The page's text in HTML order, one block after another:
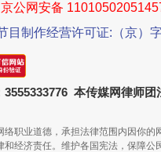
京公网安备
目制作经营许可证:（京）
3555333776 本传媒网律师团
职业道德，承担法律范围内因你
经济责任。维护各国宪法，保障